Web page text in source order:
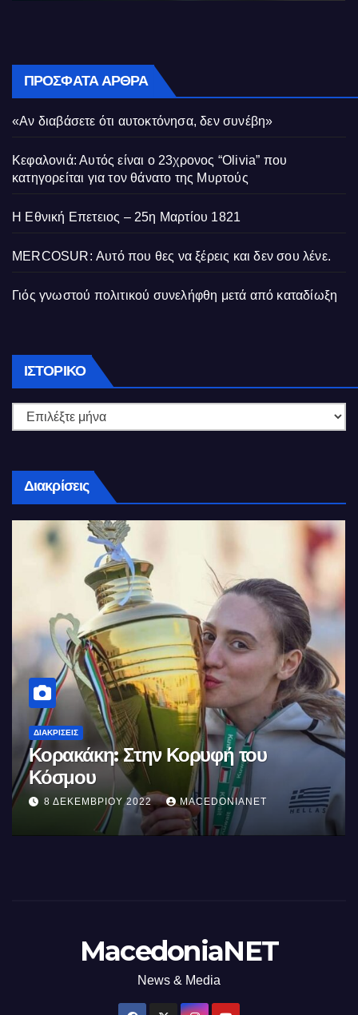
ΠΡΌΣΦΑΤΑ ΆΡΘΡΑ
«Αν διαβάσετε ότι αυτοκτόνησα, δεν συνέβη»
Κεφαλονιά: Αυτός είναι ο 23χρονος “Olivia” που
κατηγορείται για τον θάνατο της Μυρτούς
Η Εθνική Επετειος – 25η Μαρτίου 1821
MERCOSUR: Αυτό που θες να ξέρεις και δεν σου λένε.
Γιός γνωστού πολιτικού συνελήφθη μετά από καταδίωξη
ΙΣΤΟΡΙΚΌ Ιστορικό
Διακρίσεις
ΔΙΑΚΡΊΣΕΙΣ
Κορακάκη: Στην Κορυφή του
Κόσμου
8 ΔΕΚΕΜΒΡΊΟΥ 2022 MACEDONIANET
MacedoniaNET
News & Media